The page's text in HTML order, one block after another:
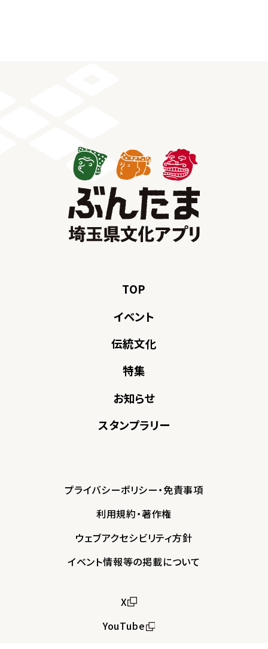
TOP
イベント
伝統文化
特集
お知らせ
スタンプラリー
プライバシーポリシー・免責事項
利用規約・著作権
ウェブアクセシビリティ方針
イベント情報等の掲載について
X
YouTube